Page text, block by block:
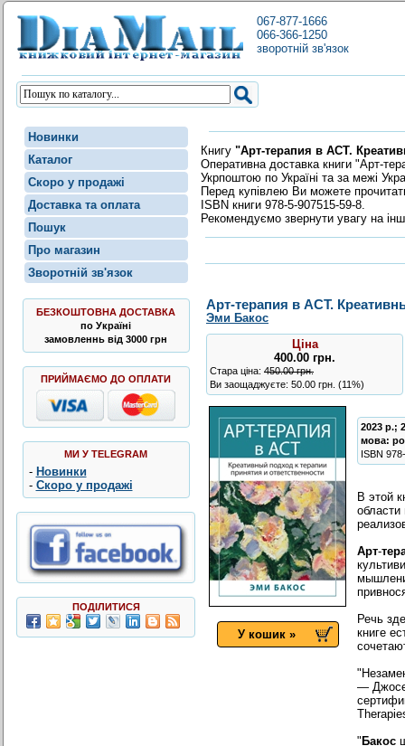
067-877-1666
066-366-1250
зворотній зв'язок
Новинки
Каталог
Скоро у продажі
Доставка та оплата
Пошук
Про магазин
Зворотній зв'язок
БЕЗКОШТОВНА ДОСТАВКА
по Україні
замовленнь від 3000 грн
ПРИЙМАЄМО ДО ОПЛАТИ
МИ У TELEGRAM
- Новинки
- Скоро у продажі
ПОДІЛИТИСЯ
Книгу "Арт-терапия в АСТ.
Оперативна доставка книги "Арт-
Укрпоштою по Україні та за межі
Перед купівлею Ви можете
ISBN книги 978-5-907515-59-8.
Рекомендуємо звернути увагу на
Арт-терапия в АСТ.
Эми Бакос
Ціна
400.00 грн.
Стара ціна: 450.00 грн.
Ви заощаджуєте: 50.00 грн. (11%)
У кошик »
2023 р.;
мова:
ISBN
В этой
Арт-
Речь
книге
—
" Бакос